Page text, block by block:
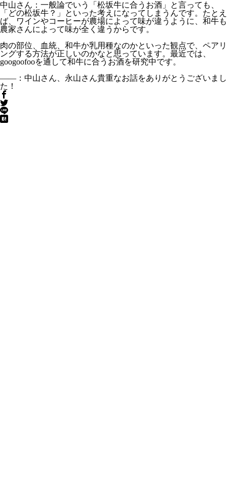
中山さん：一般論でいう「松坂牛に合うお酒」と言っても、
「どの松坂牛？」といった考えになってしまうんです。たとえ
ば、ワインやコーヒーが農場によって味が違うように、和牛も
農家さんによって味が全く違うからです。
肉の部位、血統、和牛か乳用種なのかといった観点で、ペアリ
ングする方法が正しいのかなと思っています。最近では、
googoofooを通して和牛に合うお酒を研究中です。
――：中山さん、永山さん貴重なお話をありがとうございまし
た！